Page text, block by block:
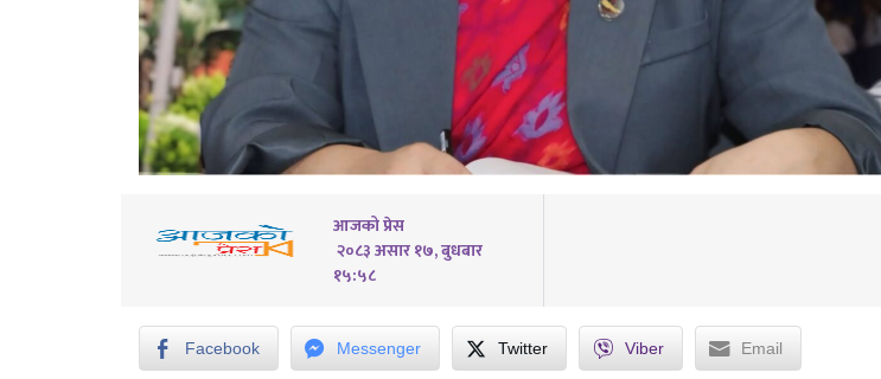
आजको प्रेस
२०८३ असार १७, बुधबार
१५:५८
Facebook Messenger Twitter Viber Email